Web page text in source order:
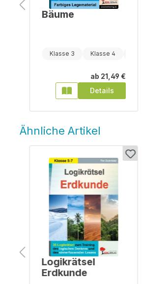
Bäume
Klasse 3 Klasse 4
ab 21,49 €
Details
Ähnliche Artikel
Logikrätsel
Erdkunde